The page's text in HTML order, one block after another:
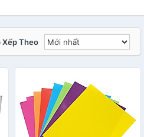
Xếp Theo